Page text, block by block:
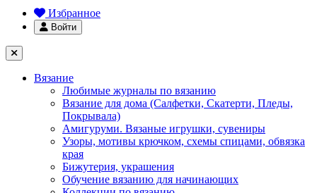
Избранное
Войти
Вязание
Любимые журналы по вязанию
Вязание для дома (Салфетки, Скатерти, Пледы,
Покрывала)
Амигуруми. Вязаные игрушки, сувениры
Узоры, мотивы крючком, схемы спицами, обвязка
края
Бижутерия, украшения
Обучение вязанию для начинающих